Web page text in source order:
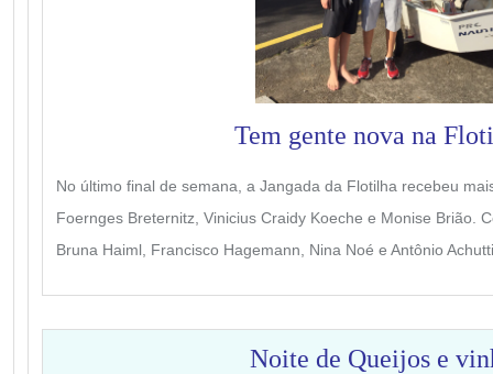
Tem gente nova na
No último final de semana, a Jangada da Flotilha recebeu
Foernges Breternitz, Vinicius Craidy Koeche e Monise Brião.
Bruna Haiml, Francisco Hagemann, Nina Noé e Antônio
Noite de Queijos e